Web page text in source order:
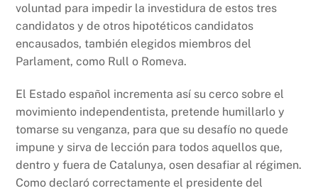
voluntad para impedir la investidura de estos tres
candidatos y de otros hipotéticos candidatos
encausados, también elegidos miembros del
Parlament, como Rull o Romeva.
El Estado español incrementa así su cerco sobre el
movimiento independentista, pretende humillarlo y
tomarse su venganza, para que su desafío no quede
impune y sirva de lección para todos aquellos que,
dentro y fuera de Catalunya, osen desafiar al régimen.
Como declaró correctamente el presidente del